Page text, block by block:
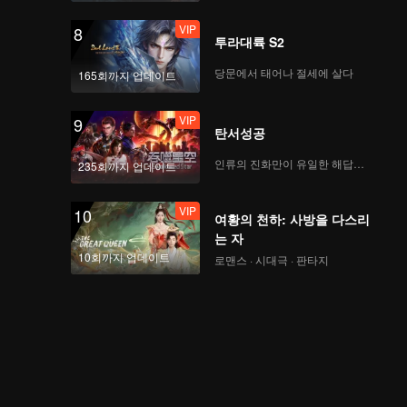
VIP
가 말하는 제일 싫은 연
예인은?
인정 어린 시절 음식 만
들기
VIP
스핀오프 EP.4-1: 팝콘
각에 신난 인정, 양디 강
제로 입 다물기
8
165회까지 업데이트
VIP
투라대륙 S2
당문에서 태어나 절세에 살다
9
235회까지 업데이트
VIP
탄서성공
인류의 진화만이 유일한 해답이다
10
10회까지 업데이트
VIP
여황의 천하: 사방을 다스리
는 자
로맨스 · 시대극 · 판타지